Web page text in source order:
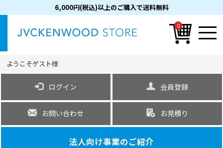
6,000円(税込)以上のご購入で送料無料
0
ようこそゲスト様
ログイン 会員登録
お問い合わせ お見積り
法人向け事業のご紹介